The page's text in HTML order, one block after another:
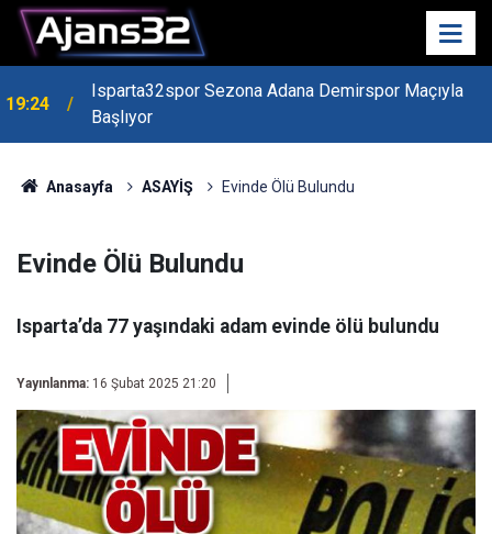
19:24
Isparta32spor Sezona Adana Demirspor Maçıyla
Başlıyor
Isparta Kredi Batağında
Anasayfa ASAYİŞ Evinde Ölü Bulundu
Evinde Ölü Bulundu
Isparta’da 77 yaşındaki adam evinde ölü bulundu
Yayınlanma: 16 Şubat 2025 21:20